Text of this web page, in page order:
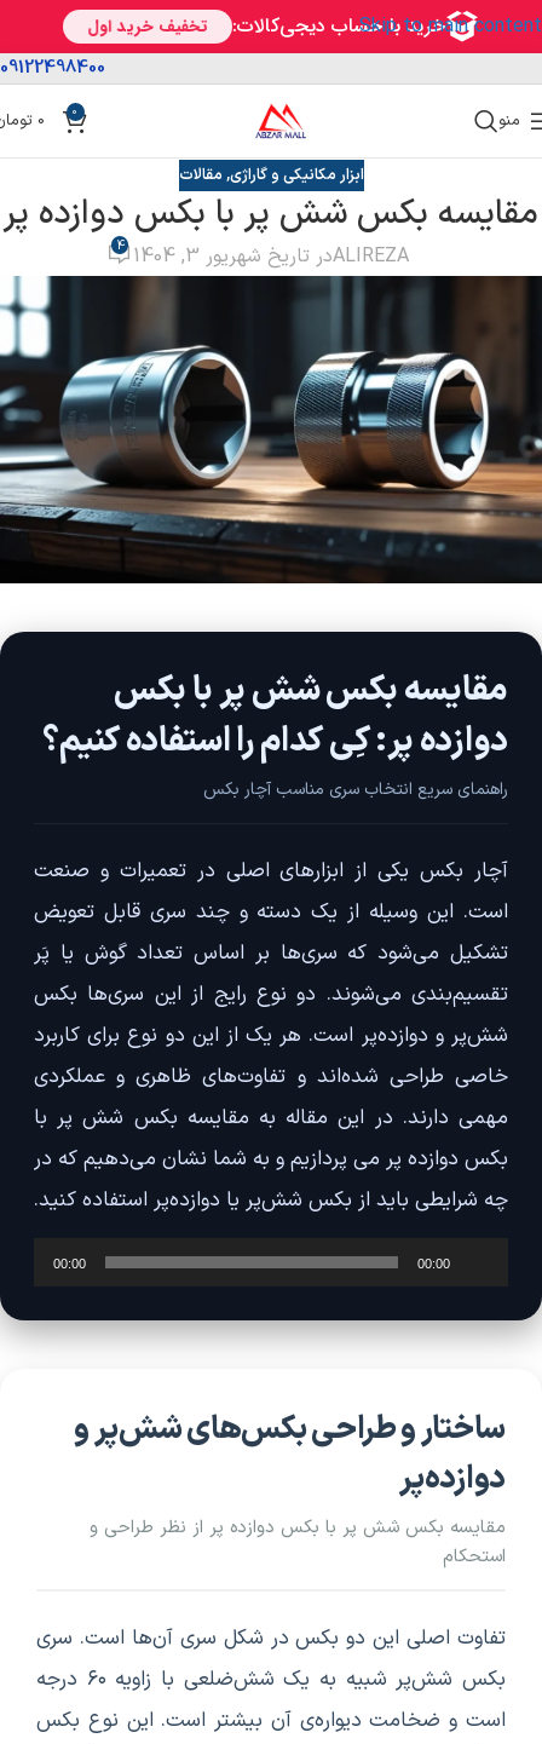
Skip to main content
09122498400
منو 0
0
ابزار مکانیکی و گاراژی, مقالات
مقایسه بکس شش پر با بکس دوازده پر
ALIREZAدر تاریخ شهریور 3, 1404 4
مقایسه بکس شش پر با بکس
دوازده پر: کِی کدام را استفاده کنیم؟
راهنمای سریع انتخاب سری مناسب آچار بکس
آچار بکس یکی از ابزارهای اصلی در تعمیرات و صنعت
است. این وسیله از یک دسته و چند سری قابل تعویض
تشکیل می‌شود که سری‌ها بر اساس تعداد گوش‌ یا پَر‌
تقسیم‌بندی می‌شوند. دو نوع رایج از این سری‌ها بکس
شش‌پر و دوازده‌پر است. هر یک از این دو نوع برای کاربرد
خاصی طراحی شده‌اند و تفاوت‌های ظاهری و عملکردی
مهمی دارند. در این مقاله به مقایسه بکس شش پر با
بکس دوازده پر می پردازیم و به شما نشان می‌دهیم که در
چه شرایطی باید از بکس شش‌پر یا دوازده‌پر استفاده کنید.
پخش‌کننده
00:00
00:00
ساختار و طراحی بکس‌های شش‌پر و
دوازده‌پر
مقایسه بکس شش پر با بکس دوازده پر از نظر طراحی و
استحکام
تفاوت اصلی این دو بکس در شکل سری آن‌ها است. سری
بکس شش‌پر شبیه به یک شش‌ضلعی با زاویه ۶۰ درجه
است و ضخامت دیواره‌ی آن بیشتر است. این نوع بکس